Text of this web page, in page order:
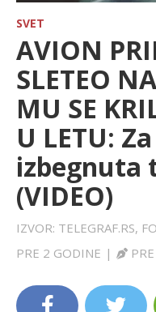
HRONIKA
FARMERI
TV
SPORT
LIFESTYLE
SVET
AVION
SLETEO
MU SE
U LETU:
izbegnuta
(VIDEO)
IZVOR: TELEGRAF.RS,
PRE 2 GODINE |